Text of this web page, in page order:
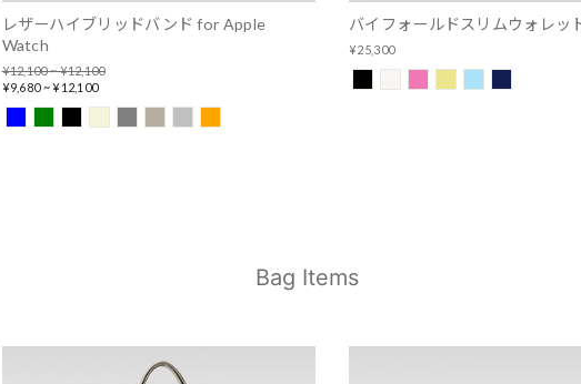
レザーハイブリッドバンド for Apple
Watch
Regular
price
¥12,100 ~ ¥12,100
Sale
¥9,680 ~ ¥12,100
バイフォールドスリムウォレッ
¥25,300
Bag Items